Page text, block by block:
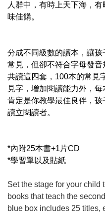
人群中，有時上天下海，
味佳餚。
分成不同級數的讀本，讓
常見，但卻不符合字母發
共讀這四套，100本的常見
見字，增加閱讀能力外，
肯定是你教學最佳良伴，
讀立閱讀者。
*內附25本書+1片CD
*學習單以及貼紙
Set the stage for your child
books that teach the
blue box includes 25 titles,